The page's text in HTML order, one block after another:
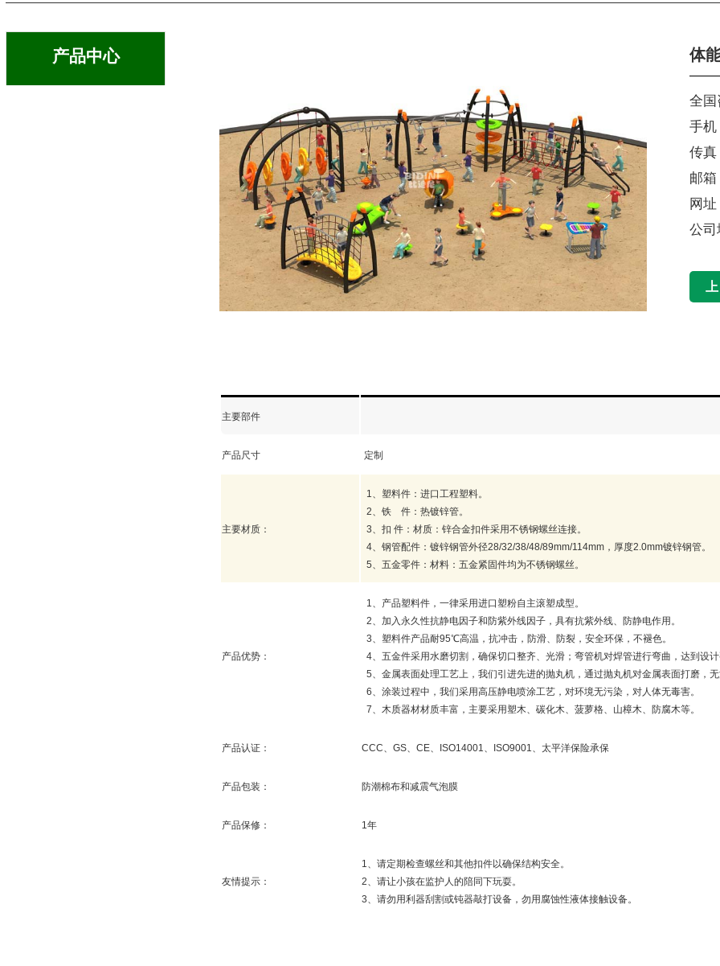
产品中心 体
全国
手机
传真
邮箱
网
公司
主要部件
产品尺寸 定制
主要材质：
1、塑料件：进口工程塑料。
2、铁 件：热镀锌管。
3、扣 件：材质：锌合金扣件采用不锈钢螺丝连接。
4、钢管配件：镀锌钢管外径28/32/38/48/89mm/114mm，厚度2.0mm镀锌钢管。
5、五金零件：材料：五金紧固件均为不锈钢螺丝。
产品优势：
1、产品塑料件，一律采用进口塑粉自主滚塑成型。
2、加入永久性抗静电因子和防紫外线因子，具有抗紫外线、防静电作用。
3、塑料件产品耐95℃高温，抗冲击，防滑、防裂，安全环保，不褪色。
4、五金件采用水磨切割，确保切口整齐、光滑；弯管机对焊管进行弯曲，达到设计
5、金属表面处理工艺上，我们引进先进的抛丸机，通过抛丸机对金属表面打磨，无
6、涂装过程中，我们采用高压静电喷涂工艺，对环境无污染，对人体无毒害。
7、木质器材材质丰富，主要采用塑木、碳化木、菠萝格、山樟木、防腐木等。
产品认证： CCC、 GS、 CE、 ISO14001、 ISO9001、太平洋保险承保
产品包装： 防潮棉布和减震气泡膜
产品保修： 1年
友情提示：
1、请定期检查螺丝和其他扣件以确保结构安全。
2、请让小孩在监护人的陪同下玩耍。
3、请勿用利器刮割或钝器敲打设备，勿用腐蚀性液体接触设备。